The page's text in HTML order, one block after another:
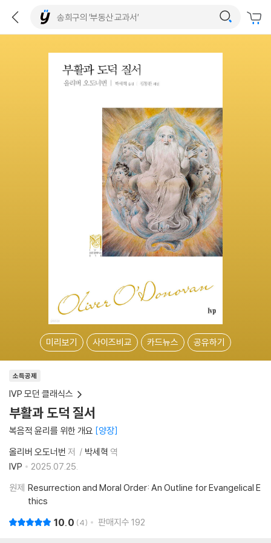
미리보기 사이즈비교 카드뉴스 공유하기
소득공제
IVP 모던 클래식스
부활과 도덕 질서
복음적 윤리를 위한 개요 양장
올리버 오도너번 저 박세혁 역
IVP
2025.07.25.
원제 Resurrection and Moral Order: An Outline for Evangelical E
thics
10.0 4 판매지수 192